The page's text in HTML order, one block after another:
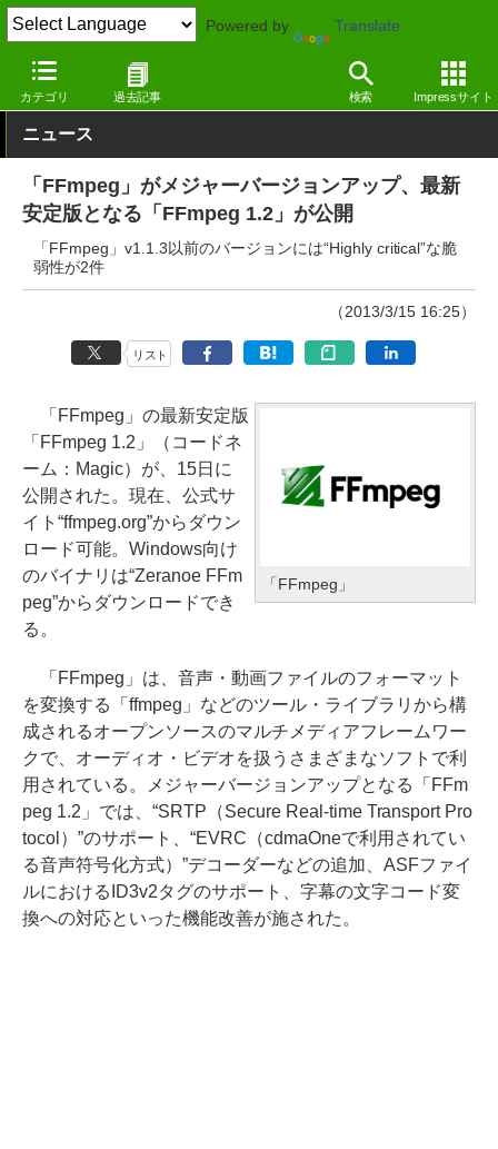
Powered by Translate
カテゴリ 過去記事 検索 Impressサイト
窓の杜 システム・ファイル Windows
ニュース
「FFmpeg」がメジャーバージョンアップ、最新
安定版となる「FFmpeg 1.2」が公開
「FFmpeg」v1.1.3以前のバージョンには“Highly critical”な脆
弱性が2件
（2013/3/15 16:25）
リスト
「FFmpeg」
「FFmpeg」の最新安定版
「FFmpeg 1.2」（コードネ
ーム：Magic）が、15日に
公開された。現在、公式サ
イト“ffmpeg.org”からダウン
ロード可能。Windows向け
のバイナリは“Zeranoe FFm
peg”からダウンロードでき
る。
「FFmpeg」は、音声・動画ファイルのフォーマット
を変換する「ffmpeg」などのツール・ライブラリから構
成されるオープンソースのマルチメディアフレームワー
クで、オーディオ・ビデオを扱うさまざまなソフトで利
用されている。メジャーバージョンアップとなる「FFm
peg 1.2」では、“SRTP（Secure Real-time Transport Pro
tocol）”のサポート、“EVRC（cdmaOneで利用されてい
る音声符号化方式）”デコーダーなどの追加、ASFファイ
ルにおけるID3v2タグのサポート、字幕の文字コード変
換への対応といった機能改善が施された。